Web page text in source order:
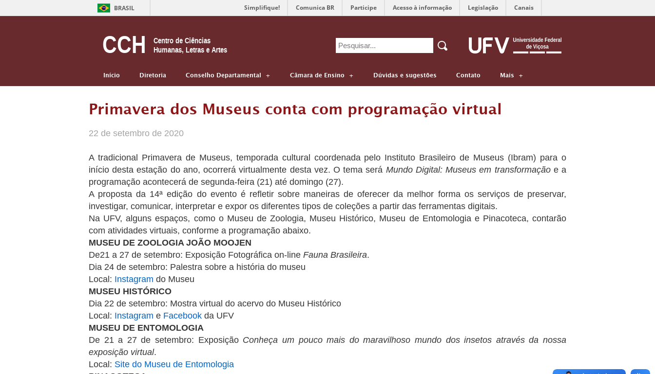
BRASIL Simplifique! Comunica BR Participe Acesso à informação Legislação Canais
CCH
Centro de Ciências
Humanas, Letras e Artes
Search
for:
Início Diretoria Conselho Departamental Câmara de Ensino Dúvidas e sugestões Contato Mais
Primavera dos Museus conta com programação virtual
22 de setembro de 2020
A tradicional Primavera de Museus, temporada cultural coordenada pelo Instituto Brasileiro de Museus (Ibram) para o
início desta estação do ano, ocorrerá virtualmente desta vez. O tema será Mundo Digital: Museus em transformação e a
programação acontecerá de segunda-feira (21) até domingo (27).
A proposta da 14ª edição do evento é refletir sobre maneiras de oferecer da melhor forma os serviços de preservar,
investigar, comunicar, interpretar e expor os diferentes tipos de coleções a partir das ferramentas digitais.
Na UFV, alguns espaços, como o Museu de Zoologia, Museu Histórico, Museu de Entomologia e Pinacoteca, contarão
com atividades virtuais, conforme a programação abaixo.
MUSEU DE ZOOLOGIA JOÃO MOOJEN
De21 a 27 de setembro: Exposição Fotográfica on-line Fauna Brasileira.
Dia 24 de setembro: Palestra sobre a história do museu
Local: Instagram do Museu
MUSEU HISTÓRICO
Dia 22 de setembro: Mostra virtual do acervo do Museu Histórico
Local: Instagram e Facebook da UFV
MUSEU DE ENTOMOLOGIA
De 21 a 27 de setembro: Exposição Conheça um pouco mais do maravilhoso mundo dos insetos através da nossa
exposição virtual.
Local: Site do Museu de Entomologia